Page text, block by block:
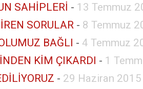
SAHİPLERİ - 13 Temmuz
SORULAR - 8 Temmuz
BAĞLI - 4 Temmuz
KİM ÇIKARDI - 1
- 29 Haziran